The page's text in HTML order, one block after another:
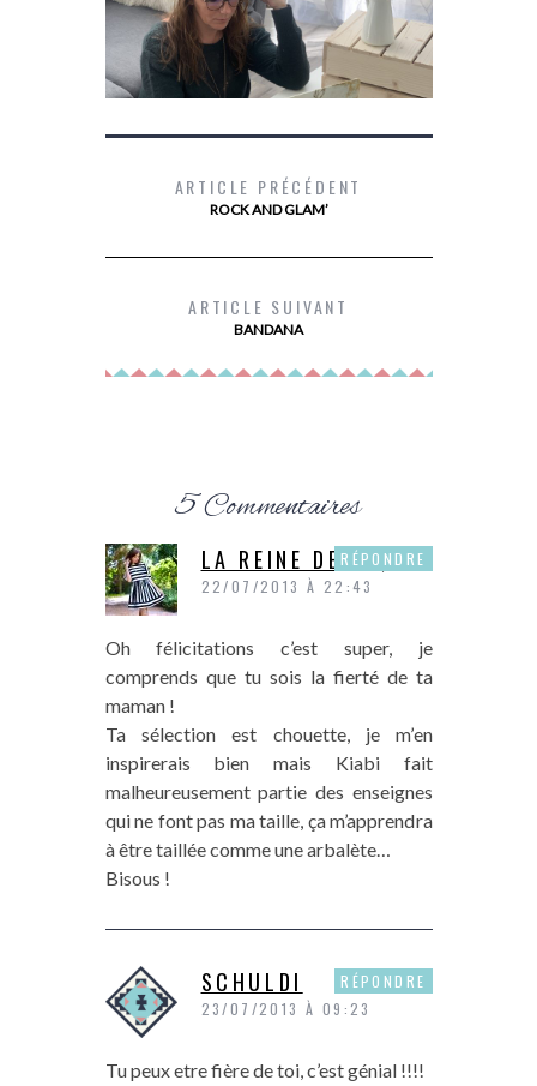
DEVENIR PROPRIÉTAIRE AVEC PRIMMÉA
ARTICLE PRÉCÉDENT
ROCK AND GLAM’
ARTICLE SUIVANT
BANDANA
5 Commentaires
LA REINE DE PIQUE
22/07/2013 À 22:43
Oh félicitations c’est super, je
comprends que tu sois la fierté de ta
maman !
Ta sélection est chouette, je m’en
inspirerais bien mais Kiabi fait
malheureusement partie des enseignes
qui ne font pas ma taille, ça m’apprendra
à être taillée comme une arbalète…
Bisous !
RÉPONDRE
SCHULDI
23/07/2013 À 09:23
Tu peux etre fière de toi, c’est génial !!!!
RÉPONDRE